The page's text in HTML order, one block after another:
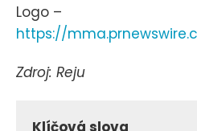
Logo –
https://
Zdroj: Reju